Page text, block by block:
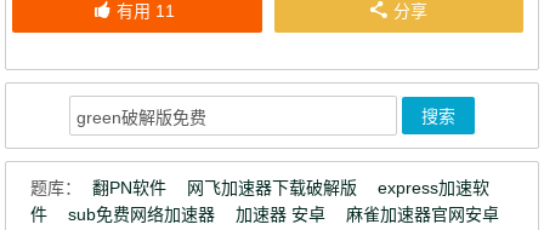
有用 11 分享
题库： 翻PN软件 网飞加速器下载破解版
express加速软
件
sub免费网络加速器 加速器 安卓
麻雀加速器官网安卓